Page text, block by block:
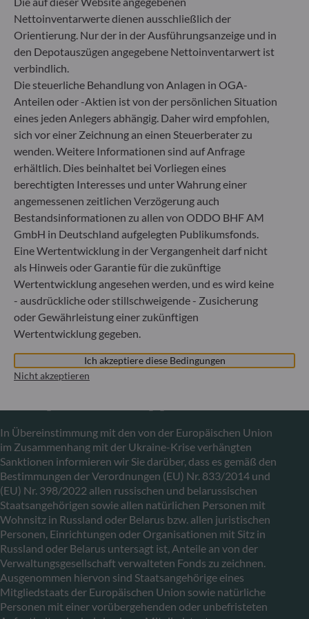
40217 Düsseldorf
Deutschland
+49 (0) 211 239 24 01
Gallusanlage 8
60329 Frankfurt am Main
Deutschland
+49 (0) 69 920 50 0
Von der Bundesanstalt für Finanzdienstleistungsaufsicht
(„BaFin“) zugelassene und beaufsichtigte
Fondsverwaltungsgesellschaft
Handelsregister : HRB 11971 Amtsgericht Düsseldorf
6, rue Gabriel Lippmann
L-5365 Munsbach
Luxemburg
+352 45 76 76 245
Von der Luxemburger Commission de Surveillance du
Secteur Financier (CSSF) zugelassene
In Übereinstimmung mit den von der Europäischen Union
im Zusammenhang mit der Ukraine-Krise verhängten
Sanktionen informieren wir Sie darüber, dass es gemäß den
Bestimmungen der Verordnungen (EU) Nr. 833/2014 und
(EU) Nr. 398/2022 allen russischen und belarussischen
Staatsangehörigen sowie allen natürlichen Personen mit
Wohnsitz in Russland oder Belarus bzw. allen juristischen
Personen, Einrichtungen oder Organisationen mit Sitz in
Russland oder Belarus untersagt ist, Anteile an von der
Verwaltungsgesellschaft verwalteten Fonds zu zeichnen.
Ausgenommen hiervon sind Staatsangehörige eines
Mitgliedstaats der Europäischen Union sowie natürliche
Personen mit einer vorübergehenden oder unbefristeten
Nettoinventarwerte dienen ausschließlich der
Orientierung. Nur der in der Ausführungsanzeige und in
den Depotauszügen angegebene Nettoinventarwert ist
verbindlich.
Die steuerliche Behandlung von Anlagen in OGA-
Anteilen oder -Aktien ist von der persönlichen Situation
eines jeden Anlegers abhängig. Daher wird empfohlen,
sich vor einer Zeichnung an einen Steuerberater zu
wenden. Weitere Informationen sind auf Anfrage
erhältlich. Dies beinhaltet bei Vorliegen eines
berechtigten Interesses und unter Wahrung einer
angemessenen zeitlichen Verzögerung auch
Bestandsinformationen zu allen von ODDO BHF AM
GmbH in Deutschland aufgelegten Publikumsfonds.
Eine Wertentwicklung in der Vergangenheit darf nicht
als Hinweis oder Garantie für die zukünftige
Wertentwicklung angesehen werden, und es wird keine
- ausdrückliche oder stillschweigende - Zusicherung
oder Gewährleistung einer zukünftigen
Wertentwicklung gegeben.
Ich akzeptiere diese Bedingungen
Nicht akzeptieren